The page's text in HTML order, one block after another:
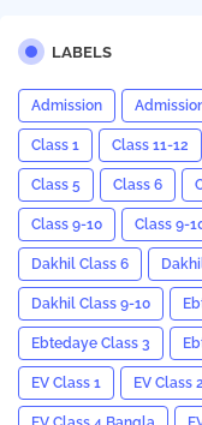
LABELS
Admission
Class 1 Class 11-12
Class 5 Class 6
Class 9-10 Class 9-
Dakhil Class 6
Dakhil Class 9-10
Ebtedaye Class 3
EV Class 1 EV Class 2